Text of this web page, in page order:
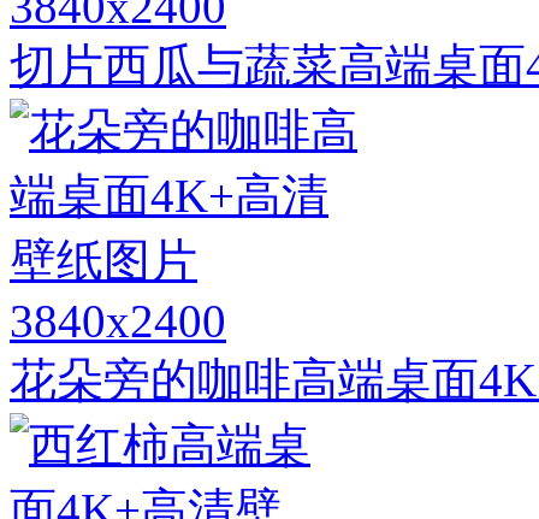
切片西瓜与蔬菜高端桌
3840x2400
花朵旁的咖啡高端桌面